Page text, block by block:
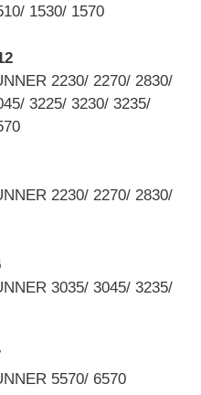
1530/ 1570
2230/ 2270/ 2830/
3225/ 3230/ 3235/
2230/ 2270/ 2830/
3035/ 3045/ 3235/
5570/ 6570